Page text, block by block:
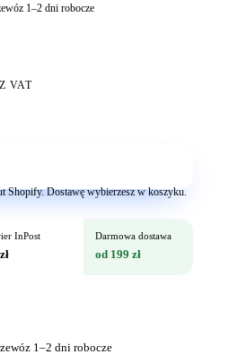
1–2 dni robocze
VAT
Shopify. Dostawę wybierzesz w koszyku.
InPost Darmowa dostawa
od 199 zł
1–2 dni robocze